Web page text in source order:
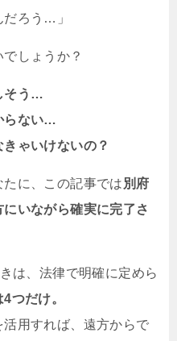
だろう…」
しょうか？
そう…
らない…
ゃいけないの？
に、この記事では 別府
いながら確実に完了さ
は、法律で明確に定めら
つだけ。
用すれば、遠方からで